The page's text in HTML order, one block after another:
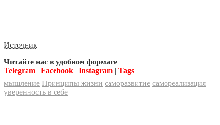
Источник
Читайте нас в удобном формате
Telegram | Facebook | Instagram | Tags
мышление Принципы жизни саморазвитие самореализация
уверенность в себе